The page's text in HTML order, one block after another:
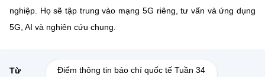
nghiệp. Họ sẽ tập trung vào mạng 5G riêng, tư vấn và ứng dụng
5G, AI và nghiên cứu chung.
Từ
Điểm thông tin báo chí quốc tế Tuần 34